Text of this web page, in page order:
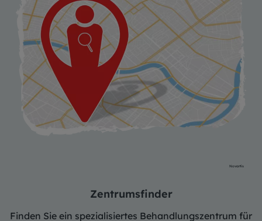
Novartis
Zentrumsfinder
Finden Sie ein spezialisiertes Behandlungszentrum für